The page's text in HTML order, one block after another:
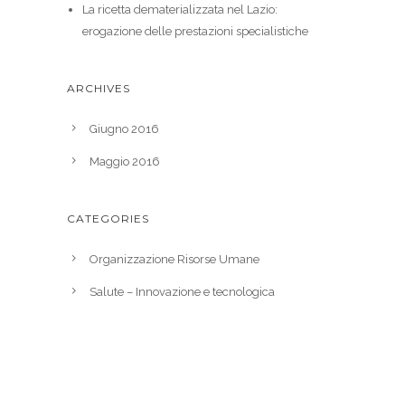
La ricetta dematerializzata nel Lazio:
erogazione delle prestazioni specialistiche
ARCHIVES
Giugno 2016
Maggio 2016
CATEGORIES
Organizzazione Risorse Umane
Salute – Innovazione e tecnologica